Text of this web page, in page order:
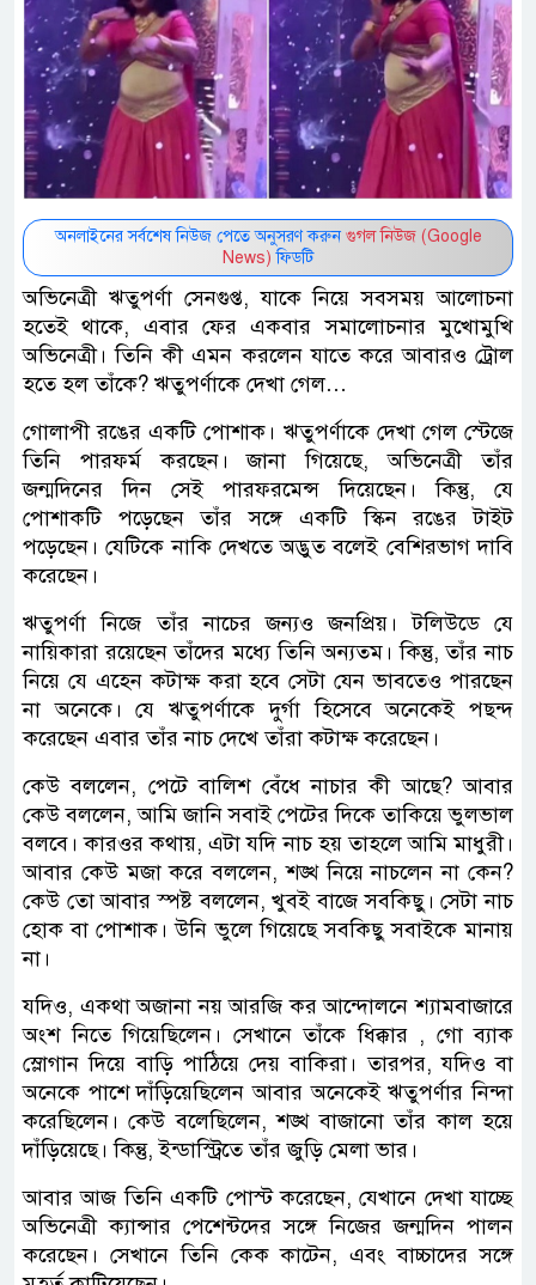
অনলাইনের সর্বশেষ নিউজ পেতে অনুসরণ করুন গুগল নিউজ (Google
News) ফিডটি
অভিনেত্রী ঋতুপর্ণা সেনগুপ্ত, যাকে নিয়ে সবসময় আলোচনা
হতেই থাকে, এবার ফের একবার সমালোচনার মুখোমুখি
অভিনেত্রী। তিনি কী এমন করলেন যাতে করে আবারও ট্রোল
হতে হল তাঁকে? ঋতুপর্ণাকে দেখা গেল…
গোলাপী রঙের একটি পোশাক। ঋতুপর্ণাকে দেখা গেল স্টেজে
তিনি পারফর্ম করছেন। জানা গিয়েছে, অভিনেত্রী তাঁর
জন্মদিনের দিন সেই পারফরমেন্স দিয়েছেন। কিন্তু, যে
পোশাকটি পড়েছেন তাঁর সঙ্গে একটি স্কিন রঙের টাইট
পড়েছেন। যেটিকে নাকি দেখতে অদ্ভুত বলেই বেশিরভাগ দাবি
করেছেন।
ঋতুপর্ণা নিজে তাঁর নাচের জন্যও জনপ্রিয়। টলিউডে যে
নায়িকারা রয়েছেন তাঁদের মধ্যে তিনি অন্যতম। কিন্তু, তাঁর নাচ
নিয়ে যে এহেন কটাক্ষ করা হবে সেটা যেন ভাবতেও পারছেন
না অনেকে। যে ঋতুপর্ণাকে দুর্গা হিসেবে অনেকেই পছন্দ
করেছেন এবার তাঁর নাচ দেখে তাঁরা কটাক্ষ করেছেন।
কেউ বললেন, পেটে বালিশ বেঁধে নাচার কী আছে? আবার
কেউ বললেন, আমি জানি সবাই পেটের দিকে তাকিয়ে ভুলভাল
বলবে। কারওর কথায়, এটা যদি নাচ হয় তাহলে আমি মাধুরী।
আবার কেউ মজা করে বললেন, শঙ্খ নিয়ে নাচলেন না কেন?
কেউ তো আবার স্পষ্ট বললেন, খুবই বাজে সবকিছু। সেটা নাচ
হোক বা পোশাক। উনি ভুলে গিয়েছে সবকিছু সবাইকে মানায়
না।
যদিও, একথা অজানা নয় আরজি কর আন্দোলনে শ্যামবাজারে
অংশ নিতে গিয়েছিলেন। সেখানে তাঁকে ধিক্কার , গো ব্যাক
স্লোগান দিয়ে বাড়ি পাঠিয়ে দেয় বাকিরা। তারপর, যদিও বা
অনেকে পাশে দাঁড়িয়েছিলেন আবার অনেকেই ঋতুপর্ণার নিন্দা
করেছিলেন। কেউ বলেছিলেন, শঙ্খ বাজানো তাঁর কাল হয়ে
দাঁড়িয়েছে। কিন্তু, ইন্ডাস্ট্রিতে তাঁর জুড়ি মেলা ভার।
আবার আজ তিনি একটি পোস্ট করেছেন, যেখানে দেখা যাচ্ছে
অভিনেত্রী ক্যান্সার পেশেন্টদের সঙ্গে নিজের জন্মদিন পালন
করেছেন। সেখানে তিনি কেক কাটেন, এবং বাচ্চাদের সঙ্গে